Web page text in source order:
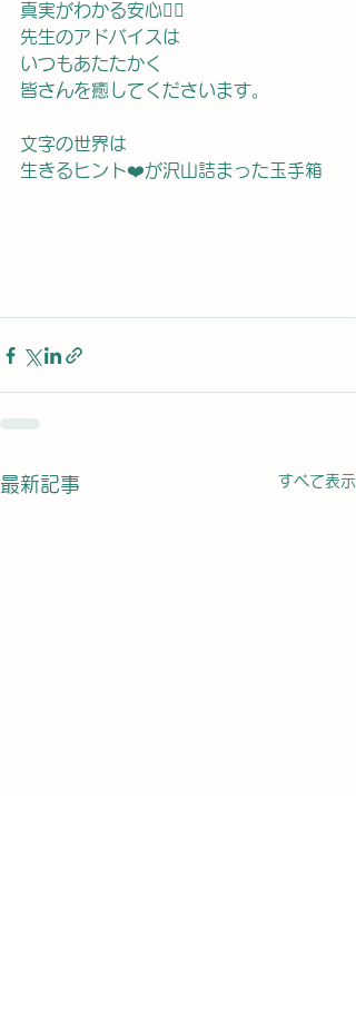
真実がわかる安心😮‍💨
先生のアドバイスは
いつもあたたかく
皆さんを癒してくださいます。
文字の世界は
生きるヒント❤️が沢山詰まった玉手箱
最新記事 すべて表示